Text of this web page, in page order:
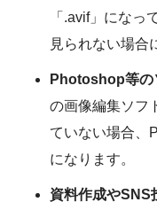
「.avif」になっ
見られない場合
Photoshop等の
の画像編集ソフ
ていない場合、
になります。
資料作成やSNS